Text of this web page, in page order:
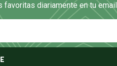
diariamente en tu email